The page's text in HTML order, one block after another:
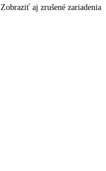
Zobraziť aj zrušené zariadenia